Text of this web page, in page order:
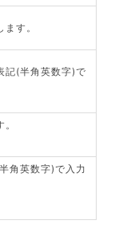
す。
記(半角英数字)で
角英数字)で入力